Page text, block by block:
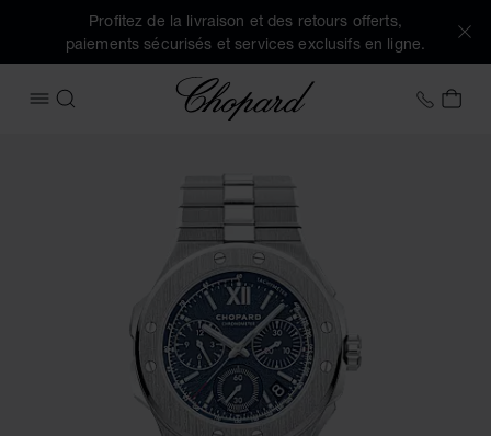
Profitez de la livraison et des retours offerts,
paiements sécurisés et services exclusifs en ligne.
OUVRIR LE MENU
RECHERCHER
Chopard +33